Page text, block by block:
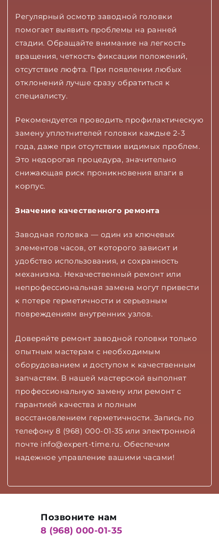
Регулярный осмотр заводной головки
помогает выявить проблемы на ранней
стадии. Обращайте внимание на легкость
вращения, четкость фиксации положений,
отсутствие люфта. При появлении любых
отклонений лучше сразу обратиться к
специалисту.
Рекомендуется проводить профилактическую
замену уплотнителей головки каждые 2-3
года, даже при отсутствии видимых проблем.
Это недорогая процедура, значительно
снижающая риск проникновения влаги в
корпус.
Значение качественного ремонта
Заводная головка — один из ключевых
элементов часов, от которого зависит и
удобство использования, и сохранность
механизма. Некачественный ремонт или
непрофессиональная замена могут привести
к потере герметичности и серьезным
повреждениям внутренних узлов.
Доверяйте ремонт заводной головки только
опытным мастерам с необходимым
оборудованием и доступом к качественным
запчастям. В нашей мастерской выполнят
профессиональную замену или ремонт с
гарантией качества и полным
восстановлением герметичности. Запись по
телефону 8 (968) 000-01-35 или электронной
почте info@expert-time.ru. Обеспечим
надежное управление вашими часами!
Позвоните нам
8 (968) 000-01-35